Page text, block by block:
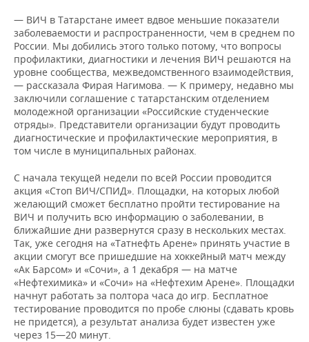
— ВИЧ в Татарстане имеет вдвое меньшие показатели
заболеваемости и распространенности, чем в среднем по
России. Мы добились этого только потому, что вопросы
профилактики, диагностики и лечения ВИЧ решаются на
уровне сообщества, межведомственного взаимодействия,
— рассказала Фирая Нагимова. — К примеру, недавно мы
заключили соглашение с татарстанским отделением
молодежной организации «Российские студенческие
отряды». Представители организации будут проводить
диагностические и профилактические мероприятия, в
том числе в муниципальных районах.
С начала текущей недели по всей России проводится
акция «Стоп ВИЧ/СПИД». Площадки, на которых любой
желающий сможет бесплатно пройти тестирование на
ВИЧ и получить всю информацию о заболевании, в
ближайшие дни развернутся сразу в нескольких местах.
Так, уже сегодня на «Татнефть Арене» принять участие в
акции смогут все пришедшие на хоккейный матч между
«Ак Барсом» и «Сочи», а 1 декабря — на матче
«Нефтехимика» и «Сочи» на «Нефтехим Арене». Площадки
начнут работать за полтора часа до игр. Бесплатное
тестирование проводится по пробе слюны (сдавать кровь
не придется), а результат анализа будет известен уже
через 15—20 минут.